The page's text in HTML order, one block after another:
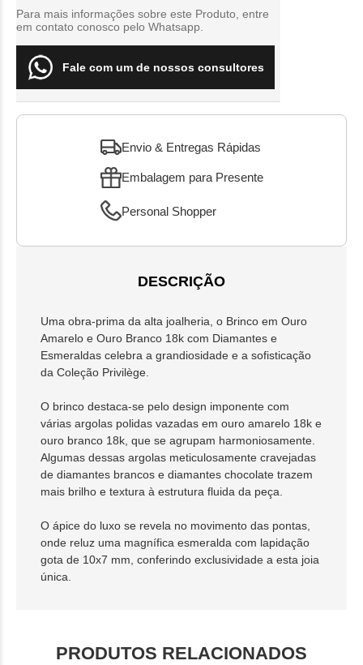
Para mais informações sobre este Produto, entre
em contato conosco pelo Whatsapp.
Fale com um de nossos consultores
Envio & Entregas Rápidas
Embalagem para Presente
Personal Shopper
DESCRIÇÃO
Uma obra-prima da alta joalheria, o Brinco em Ouro
Amarelo e Ouro Branco 18k com Diamantes e
Esmeraldas celebra a grandiosidade e a sofisticação
da Coleção Privilège.
O brinco destaca-se pelo design imponente com
várias argolas polidas vazadas em ouro amarelo 18k e
ouro branco 18k, que se agrupam harmoniosamente.
Algumas dessas argolas meticulosamente cravejadas
de diamantes brancos e diamantes chocolate trazem
mais brilho e textura à estrutura fluida da peça.
O ápice do luxo se revela no movimento das pontas,
onde reluz uma magnífica esmeralda com lapidação
gota de 10x7 mm, conferindo exclusividade a esta joia
única.
PRODUTOS RELACIONADOS